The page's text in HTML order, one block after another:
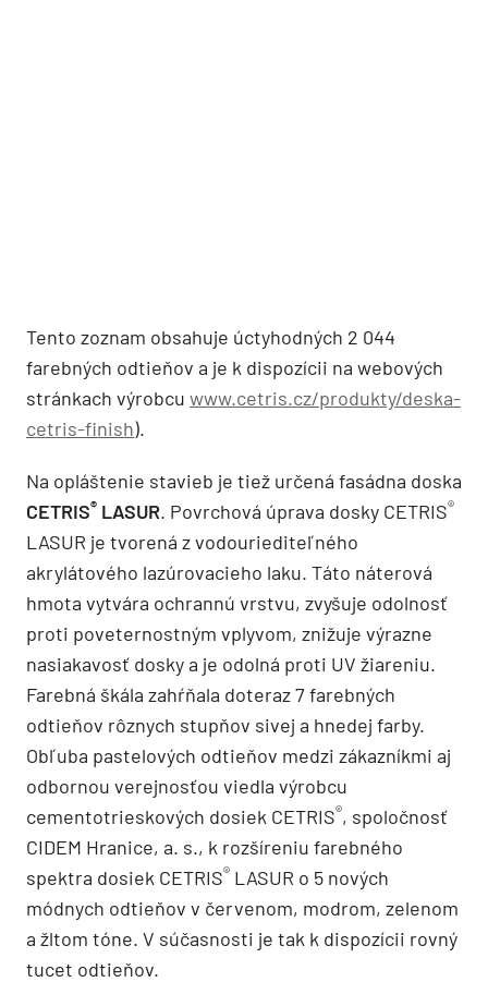
Tento zoznam obsahuje úctyhodných 2 044
farebných odtieňov a je k dispozícii na webových
stránkach výrobcu www.cetris.cz/produkty/deska-
cetris-finish).
Na opláštenie stavieb je tiež určená fasádna doska
CETRIS® LASUR. Povrchová úprava dosky CETRIS®
LASUR je tvorená z vodouriediteľného
akrylátového lazúrovacieho laku. Táto náterová
hmota vytvára ochrannú vrstvu, zvyšuje odolnosť
proti poveternostným vplyvom, znižuje výrazne
nasiakavosť dosky a je odolná proti UV žiareniu.
Farebná škála zahŕňala doteraz 7 farebných
odtieňov rôznych stupňov sivej a hnedej farby.
Obľuba pastelových odtieňov medzi zákazníkmi aj
odbornou verejnosťou viedla výrobcu
cementotrieskových dosiek CETRIS®, spoločnosť
CIDEM Hranice, a. s., k rozšíreniu farebného
spektra dosiek CETRIS® LASUR o 5 nových
módnych odtieňov v červenom, modrom, zelenom
a žltom tóne. V súčasnosti je tak k dispozícii rovný
tucet odtieňov.